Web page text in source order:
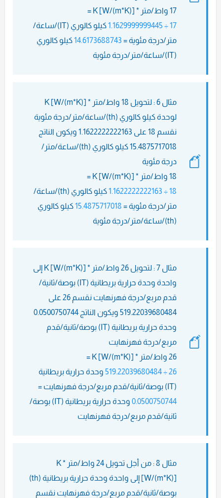
17 واط/متر * K [W/(m*K)] =
17 ÷ 1.1629999999445
كيلو كالوري (IT)/ساعة/
متر/درجة مئوية = 14.6173688743كيلو كالوري
(IT)/ساعة/متر/درجة مئوية
مثال 6 : لتحويل 18 واط/متر * K [W/(m*K)]
لوحدة كيلو كالوري (th)/ساعة/متر/درجة مئوية
نقسم 18 على 1.1622222222163 ويكون الناتج
15.4875717018 كيلو كالوري (th)/ساعة/متر/
درجة مئوية
18 واط/متر * K [W/(m*K)] =
18 ÷ 1.1622222222163
كيلو كالوري (th)/ساعة/
متر/درجة مئوية = 15.4875717018كيلو كالوري
(th)/ساعة/متر/درجة مئوية
مثال 7 : لتحويل 26 واط/متر * K [W/(m*K)] إلى
واحدة وحدة حرارية بريطانية (IT) بوصة/ثانية/
قدم مربع/درجة فهرنهايت نقسم 26 على
519.22039680484 ويكون الناتج 0.0500750744
وحدة حرارية بريطانية (IT) بوصة/ثانية/قدم
مربع/درجة فهرنهايت
26 واط/متر * K [W/(m*K)] =
26 ÷ 519.22039680484
وحدة حرارية بريطانية
(IT) بوصة/ثانية/قدم مربع/درجة فهرنهايت =
0.0500750744
وحدة حرارية بريطانية (IT) بوصة/
ثانية/قدم مربع/درجة فهرنهايت
مثال 8 : من أجل تحويل 24 واط/متر * K
[W/(m*K)] إلى واحدة وحدة حرارية بريطانية (th)
بوصة/ثانية/قدم مربع/درجة فهرنهايت نقسم